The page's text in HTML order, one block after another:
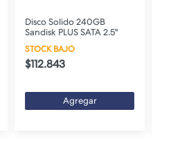
Disco Solido Western
Digital 500GB SSD M.2
DISPONIBLE
Agregar